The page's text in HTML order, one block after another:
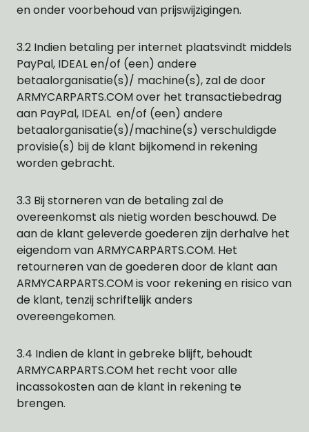
en onder voorbehoud van prijswijzigingen.
3.2 Indien betaling per internet plaatsvindt middels
PayPal, IDEAL en/of (een) andere
betaalorganisatie(s)/ machine(s), zal de door
ARMYCARPARTS.COM over het transactiebedrag
aan PayPal, IDEAL en/of (een) andere
betaalorganisatie(s)/machine(s) verschuldigde
provisie(s) bij de klant bijkomend in rekening
worden gebracht.
3.3 Bij storneren van de betaling zal de
overeenkomst als nietig worden beschouwd. De
aan de klant geleverde goederen zijn derhalve het
eigendom van ARMYCARPARTS.COM. Het
retourneren van de goederen door de klant aan
ARMYCARPARTS.COM is voor rekening en risico van
de klant, tenzij schriftelijk anders
overeengekomen.
3.4 Indien de klant in gebreke blijft, behoudt
ARMYCARPARTS.COM het recht voor alle
incassokosten aan de klant in rekening te
brengen.